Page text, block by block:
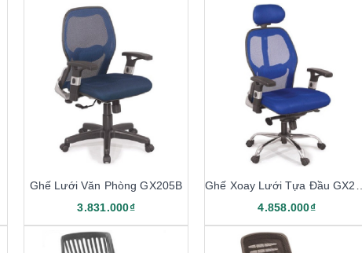
Ghế Lưới Văn Phòng GX205B
3.831.000₫
4.858.000₫